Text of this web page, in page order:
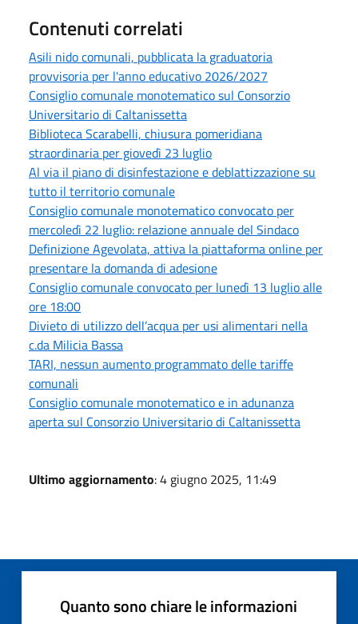
Contenuti correlati
Asili nido comunali, pubblicata la graduatoria
provvisoria per l'anno educativo 2026/2027
Consiglio comunale monotematico sul Consorzio
Universitario di Caltanissetta
Biblioteca Scarabelli, chiusura pomeridiana
straordinaria per giovedì 23 luglio
Al via il piano di disinfestazione e deblattizzazione su
tutto il territorio comunale
Consiglio comunale monotematico convocato per
mercoledì 22 luglio: relazione annuale del Sindaco
Definizione Agevolata, attiva la piattaforma online per
presentare la domanda di adesione
Consiglio comunale convocato per lunedì 13 luglio alle
ore 18:00
Divieto di utilizzo dell’acqua per usi alimentari nella
c.da Milicia Bassa
TARI, nessun aumento programmato delle tariffe
comunali
Consiglio comunale monotematico e in adunanza
aperta sul Consorzio Universitario di Caltanissetta
Ultimo aggiornamento: 4 giugno 2025, 11:49
Quanto sono chiare le informazioni